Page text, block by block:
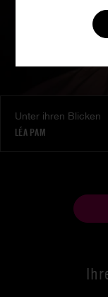
Unter ihren Blicken
LÉA PAM